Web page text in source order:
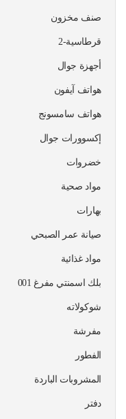
صنف مخزون
قرطاسية-2
أجهزة جوال
هواتف آيفون
هواتف سامسونج
إكسوورات جوال
خضروات
مواد صحية
بهارات
صيانة عمر الصبحي
مواد غذائية
بلك اسمنتي مفرغ 001
شوكولاته
مفرشة
الفطور
المشروبات الباردة
دفتر